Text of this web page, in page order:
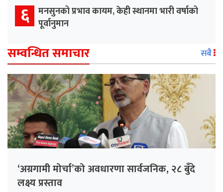
६ मनसुनको प्रभाव कायम, केही स्थानमा भारी वर्षाको
पूर्वानुमान
सम्वन्धित समाचार सबै
‘अग्रगामी मोर्चा’को अवधारणा सार्वजनिक, २८ बुँदे
लक्ष्य प्रस्ताव